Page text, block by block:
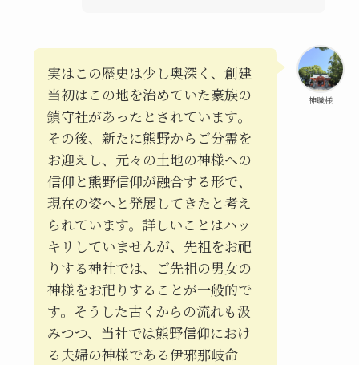
神職様
実はこの歴史は少し奥深く、創建
当初はこの地を治めていた豪族の
鎮守社があったとされています。
その後、新たに熊野からご分霊を
お迎えし、元々の土地の神様への
信仰と熊野信仰が融合する形で、
現在の姿へと発展してきたと考え
られています。詳しいことはハッ
キリしていませんが、先祖をお祀
りする神社では、ご先祖の男女の
神様をお祀りすることが一般的で
す。そうした古くからの流れも汲
みつつ、当社では熊野信仰におけ
る夫婦の神様である伊邪那岐命